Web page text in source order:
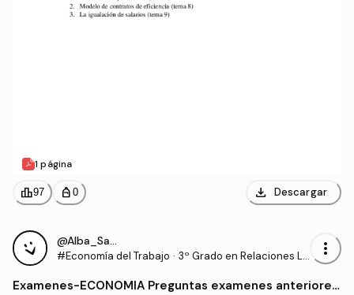
1 página
leaderboard97 personal_bag 0 download Descargar
@Alba_Sanchez
#Economía del Trabajo · 3º Grado en Relaciones La
os (UCO)
more_vert
Examenes-ECONOMIA Preguntas examenes anteriore